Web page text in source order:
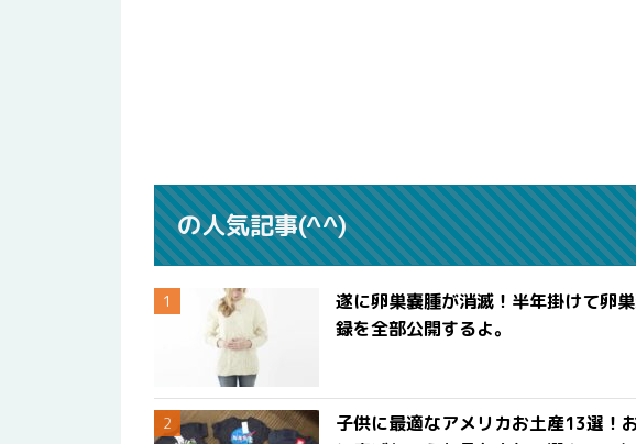
の人気記事(^^)
遂に卵巣嚢腫が消滅！半年掛けて卵
録を全部公開するよ。
子供に最適なアメリカお土産13選！